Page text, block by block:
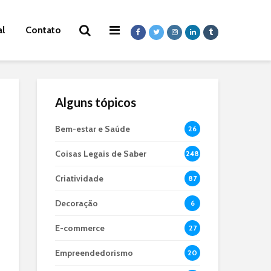
Contato
Alguns tópicos
Bem-estar e Saúde 26
Coisas Legais de Saber 248
Criatividade 87
Decoração 6
E-commerce 27
Empreendedorismo 20